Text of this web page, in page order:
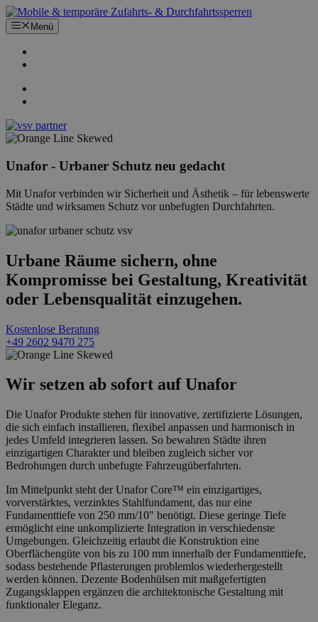
Zum
Inhalt
springen
Menü
Unafor - Urbaner Schutz neu gedacht
Mit Unafor verbinden wir Sicherheit und Ästhetik – für lebenswerte
Städte und wirksamen Schutz vor unbefugten Durchfahrten.
Urbane Räume sichern, ohne
Kompromisse bei Gestaltung, Kreativität
oder Lebensqualität einzugehen.
Kostenlose Beratung
+49 2602 9470 275
Wir setzen ab sofort auf Unafor
Die Unafor Produkte stehen für innovative, zertifizierte Lösungen,
die sich einfach installieren, flexibel anpassen und harmonisch in
jedes Umfeld integrieren lassen. So bewahren Städte ihren
einzigartigen Charakter und bleiben zugleich sicher vor
Bedrohungen durch unbefugte Fahrzeugüberfahrten.
Im Mittelpunkt steht der Unafor Core™ ein einzigartiges,
vorverstärktes, verzinktes Stahlfundament, das nur eine
Fundamenttiefe von 250 mm/10" benötigt. Diese geringe Tiefe
ermöglicht eine unkomplizierte Integration in verschiedenste
Umgebungen. Gleichzeitig erlaubt die Konstruktion eine
Oberflächengüte von bis zu 100 mm innerhalb der Fundamenttiefe,
sodass bestehende Pflasterungen problemlos wiederhergestellt
werden können. Dezente Bodenhülsen mit maßgefertigten
Zugangsklappen ergänzen die architektonische Gestaltung mit
funktionaler Eleganz.